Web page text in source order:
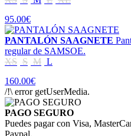
95.00€
PANTALÓN SAAGNETE
regular de SAMSOE.
XS S M L
160.00€
/!\ error getUserMedia.
PAGO SEGURO
Puedes pagar con Visa,
Paypal.